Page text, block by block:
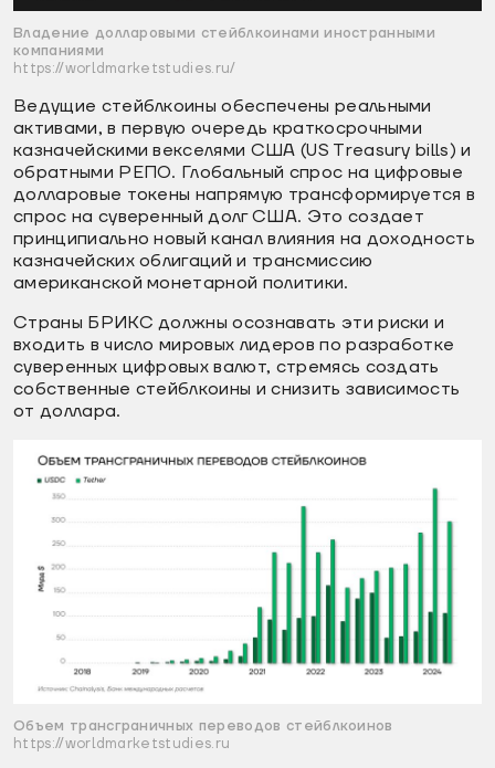
Владение долларовыми стейблкоинами иностранными
компаниями
https://worldmarketstudies.ru/
Ведущие стейблкоины обеспечены реальными
активами, в первую очередь краткосрочными
казначейскими векселями США (US Treasury bills) и
обратными РЕПО. Глобальный спрос на цифровые
долларовые токены напрямую трансформируется в
спрос на суверенный долг США. Это создает
принципиально новый канал влияния на доходность
казначейских облигаций и трансмиссию
американской монетарной политики.
Страны БРИКС должны осознавать эти риски и
входить в число мировых лидеров по разработке
суверенных цифровых валют, стремясь создать
собственные стейблкоины и снизить зависимость
от доллара.
Объем трансграничных переводов стейблкоинов
https://worldmarketstudies.ru